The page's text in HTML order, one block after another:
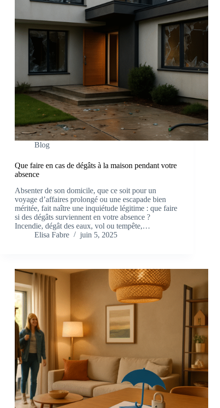
Blog
Que faire en cas de dégâts à la maison pendant votre
absence
Absenter de son domicile, que ce soit pour un
voyage d’affaires prolongé ou une escapade bien
méritée, fait naître une inquiétude légitime : que faire
si des dégâts surviennent en votre absence ?
Incendie, dégât des eaux, vol ou tempête,…
Elisa Fabre
juin 5, 2025